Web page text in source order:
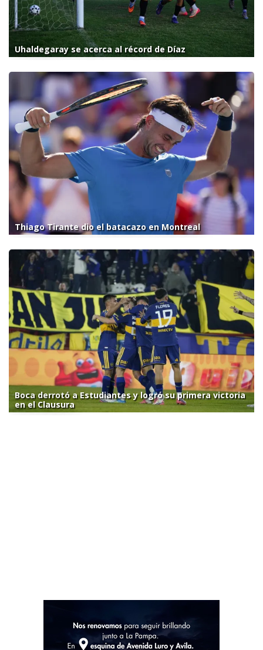
Uhaldegaray se acerca al récord de Díaz
Thiago Tirante dio el batacazo en Montreal
Boca derrotó a Estudiantes y logró su primera victoria
en el Clausura